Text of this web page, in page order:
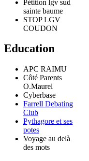
Pétition lgv sud
sainte baume
STOP LGV
COUDON
Education
APC RAIMU
Côté Parents
O.Maurel
Cyberbase
Farrell Debating
Club
Pythagore et ses
potes
Voyage au delà
des mots